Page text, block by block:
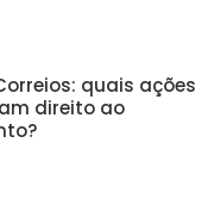
quais ações
direito ao